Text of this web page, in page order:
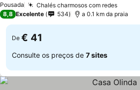
Pousada Chalés charmosos com redes
8,8 Excelente 534 a 0.1 km da praia
De € 41
Consulte os preços de 7 sites